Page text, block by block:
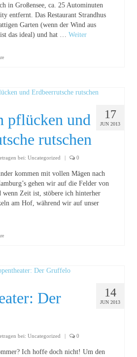
in Großensee, ca. 25 Autominuten
entfernt. Das Restaurant Strandhus
Garten (wenn der Wind aus
das ideal) und hat … Weiter
17
JUN 2013
pflücken und
rutschen
bei: Uncategorized 0
kommen mit vollen Mägen nach
gehen wir auf die Felder von
wenn Zeit ist, stöbere ich hinterher
am Hof, während wir auf unser
14
JUN 2013
Der
bei: Uncategorized 0
Ich hoffe doch nicht! Um den